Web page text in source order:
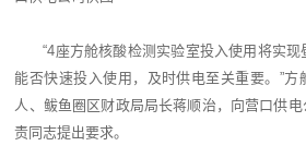
“4座方舱核酸检测实验室投入使用将实
能否快速投入使用，及时供电至关重要。”
人、鲅鱼圈区财政局局长蒋顺治，向营口供
责同志提出要求。